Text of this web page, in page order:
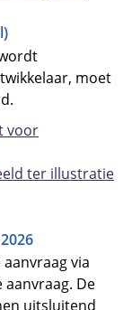
moet
voor
ter illustratie
via
De
uitsluitend